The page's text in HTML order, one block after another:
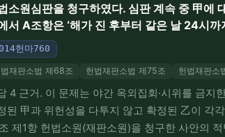
소원심판을 청구하였다. 심판 계속 중 甲에
서 A조항은 ‘해가 진 후부터 같은 날 24시까
헌마760
재판소법 제68조 헌법재판소법 제75조 헌법재판소
4 근거. 이 문제는 야간 옥외집회·시위를 금지
된 甲과 위헌성을 다투지 않고 확정된 乙이 각
제1항 헌법소원(재판소원)을 청구한 사안의